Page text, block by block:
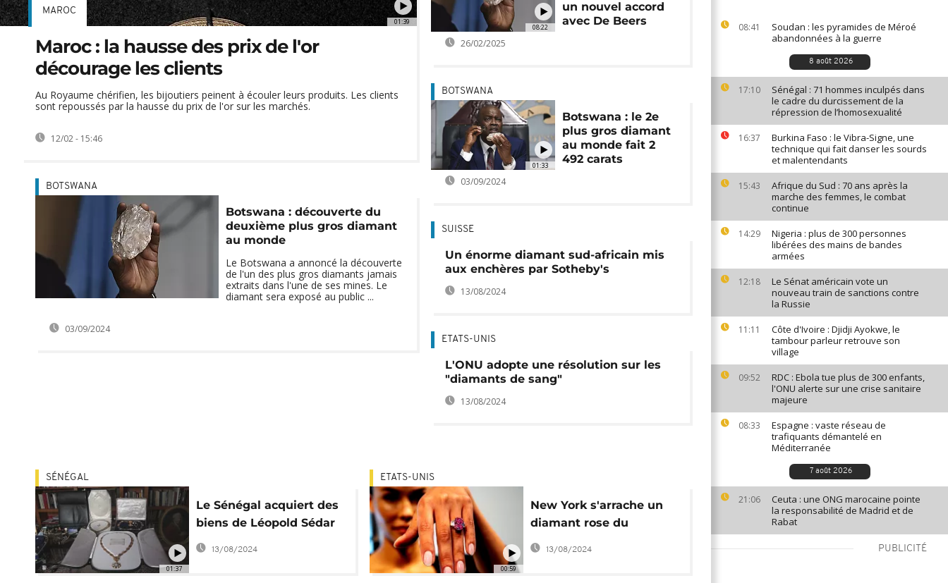
08:41
Soudan : les pyramides de Méroé
abandonnées à la guerre
8 août 2026
17:10
Sénégal : 71 hommes inculpés dans
le cadre du durcissement de la
répression de l’homosexualité
16:37
Burkina Faso : le Vibra-Signe, une
technique qui fait danser les sourds
et malentendants
15:43
Afrique du Sud : 70 ans après la
marche des femmes, le combat
continue
14:29
Nigeria : plus de 300 personnes
libérées des mains de bandes
armées
12:18
Le Sénat américain vote un
nouveau train de sanctions contre
la Russie
11:11
Côte d'Ivoire : Djidji Ayokwe, le
tambour parleur retrouve son
village
09:52
RDC : Ebola tue plus de 300 enfants,
l'ONU alerte sur une crise sanitaire
majeure
08:33
Espagne : vaste réseau de
trafiquants démantelé en
Méditerranée
7 août 2026
21:06
Ceuta : une ONG marocaine pointe
la responsabilité de Madrid et de
Rabat
PUBLICITÉ
01:39
MAROC
Maroc : la hausse des prix de l'or
décourage les clients
Au Royaume chérifien, les bijoutiers peinent à écouler leurs produits. Les clients
sont repoussés par la hausse du prix de l'or sur les marchés.
12/02 - 15:46
BOTSWANA
Botswana : découverte du
deuxième plus gros diamant
au monde
Le Botswana a annoncé la découverte
de l'un des plus gros diamants jamais
extraits dans l'une de ses mines. Le
diamant sera exposé au public ...
03/09/2024
08:22
un nouvel accord
avec De Beers
26/02/2025
01:33
BOTSWANA
Botswana : le 2e
plus gros diamant
au monde fait 2
492 carats
03/09/2024
SUISSE
Un énorme diamant sud-africain mis
aux enchères par Sotheby's
13/08/2024
ETATS-UNIS
L'ONU adopte une résolution sur les
"diamants de sang"
13/08/2024
01:37
SÉNÉGAL
Le Sénégal acquiert des
biens de Léopold Sédar
Senghor
13/08/2024
00:59
ETATS-UNIS
New York s'arrache un
diamant rose du
Botswana
13/08/2024